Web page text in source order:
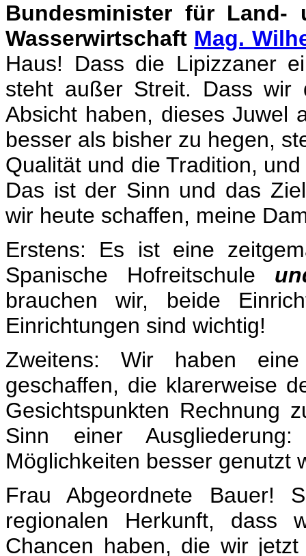
Bundesminister für Land-
Wasserwirtschaft Mag.
Haus! Dass die Lipizzaner
steht außer Streit. Dass wir
Absicht haben, dieses Juwel
besser als bisher zu hegen,
Qualität und die Tradition,
Das ist der Sinn und das
wir heute schaffen, meine
Erstens: Es ist eine
Spanische Hofreitschule
brauchen wir, beide
Einrichtungen sind wichtig!
Zweitens: Wir haben eine
geschaffen, die klarerweise
Gesichtspunkten Rechnung
Sinn einer
Möglichkeiten besser genutzt
Frau Abgeordnete Bauer!
regionalen Herkunft, dass
Chancen haben, die wir